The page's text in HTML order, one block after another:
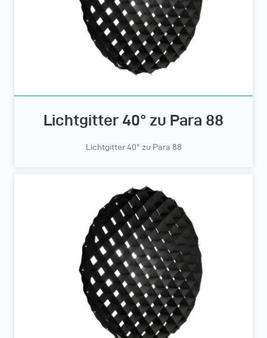
Lichtgitter 40° zu Para 88
Lichtgitter 40° zu Para 88